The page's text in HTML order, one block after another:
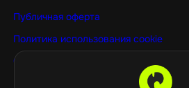
Публичная оферта
Политика использования cookie
Оптовые покупки